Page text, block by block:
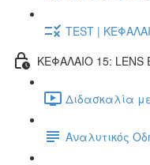
TEST |
ΚΕΦΑΛΑΙΟ 15: LENS
Διδασκαλία
Αναλυτικός